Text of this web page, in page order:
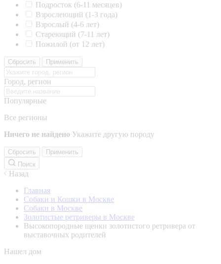
Подросток (6-11 месяцев)
Взрослеющий (1-3 года)
Взрослый (4-6 лет)
Стареющий (7-11 лет)
Пожилой (от 12 лет)
Сбросить Применить
Город, регион
Популярные
Все регионы
Ничего не найдено Укажите другую породу
Сбросить
Применить
Поиск
Назад
Главная
Собаки и Кошки в Москве
Собаки в Москве
Золотистые ретриверы в Москве
Высокопородные щенки золотистого ретривера от
выставочных родителей
Нашел дом